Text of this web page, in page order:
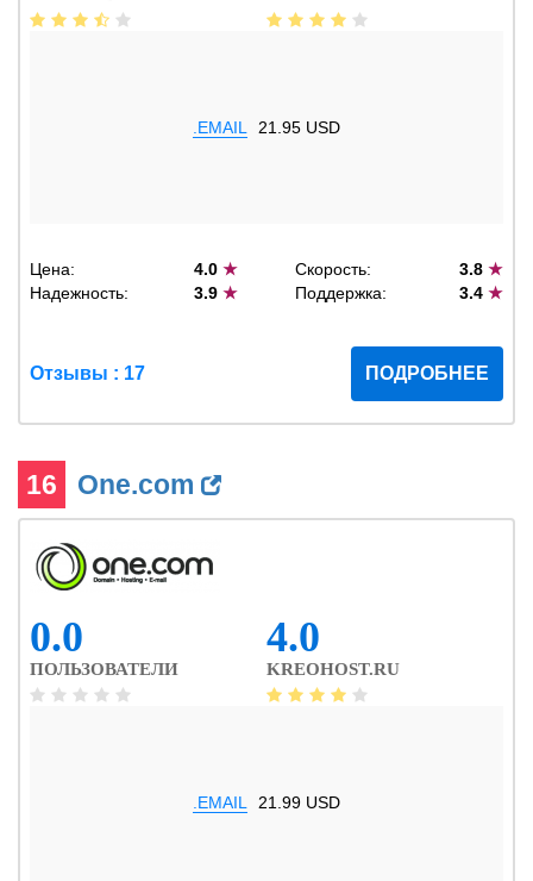
.EMAIL 21.95 USD
Цена: 4.0★ Скорость: 3.8 ★
Надежность:
3.9★ Поддержка: 3.4 ★
Отзывы : 17 ПОДРОБНЕЕ
16 One.com
0.0
ПОЛЬЗОВАТЕЛИ
4.0
KREOHOST.RU
.EMAIL 21.99 USD